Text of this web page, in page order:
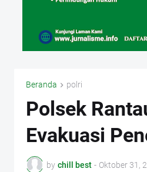
Beranda polri
Polsek
Evakuasi
by chill best - Oktober 31,